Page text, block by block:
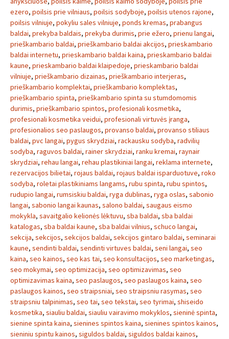
ezero, poilsis prie vilniaus, poilsis sodyboje, poilsis utenos rajone,
poilsis vilniuje, pokyliu sales vilniuje, ponds kremas, prabangus
baldai, prekyba baldais, prekyba durimis, prie ežero, prienu langai,
prieškambario baldai, prieškambario baldai akcijos, prieskambario
baldai internetu, prieskambario baldai kaina, prieskambario baldai
kaune, prieskambario baldai klaipedoje, prieskambario baldai
vilniuje, prieškambario dizainas, prieškambario interjeras,
prieškambario komplektai, prieškambario komplektas,
prieškambario spinta, prieškambario spinta su stumdomomis
durimis, prieškambario spintos, profesionali kosmetika,
profesionali kosmetika veidui, profesionali virtuvės įranga,
profesionalios seo paslaugos, provanso baldai, provanso stiliaus
baldai, pvc langai, pygus skrydziai, rackausku sodyba, radvilių
sodyba, raguvos baldai, rainer skrydziai, ranku kremai, raynair
skrydziai, rehau langai, rehau plastikiniai langai, reklama internete,
rezervacijos bilietai, rojaus baldai, rojaus baldai isparduotuve, roko
sodyba, roletai plastikiniams langams, rubu spinta, rubu spintos,
rudupio langai, rumsiskiu baldai, ryga dublinas, ryga oslas, sabonio
langai, sabonio langai kaunas, salono baldai, saugaus eismo
mokykla, savaitgalio kelionės lėktuvu, sba baldai, sba baldai
katalogas, sba baldai kaune, sba baldai vilnius, schuco langai,
sekcija, sekcijos, sekcijos baldai, sekcijos gintaro baldai, seminarai
kaune, sendinti baldai, sendinti virtuves baldai, seni langai, seo
kaina, seo kainos, seo kas tai, seo konsultacijos, seo marketingas,
seo mokymai, seo optimizacija, seo optimizavimas, seo
optimizavimas kaina, seo paslaugos, seo paslaugos kaina, seo
paslaugos kainos, seo straipsniai, seo straipsniu rasymas, seo
straipsniu talpinimas, seo tai, seo tekstai, seo tyrimai, shiseido
kosmetika, siauliu baldai, siauliu vairavimo mokyklos, sieninė spinta,
sienine spinta kaina, sienines spintos kaina, sienines spintos kainos,
sieniniu spintu kainos, siguldos baldai, siguldos baldai kainos,